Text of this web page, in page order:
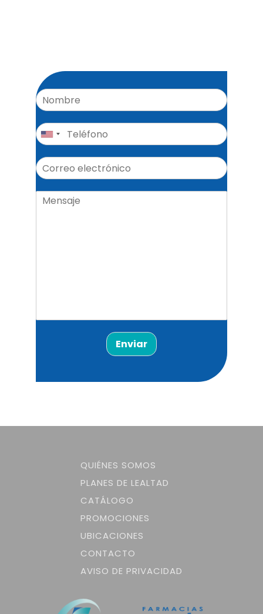
Enviar
QUIÉNES SOMOS
PLANES DE LEALTAD
CATÁLOGO
PROMOCIONES
UBICACIONES
CONTACTO
AVISO DE PRIVACIDAD